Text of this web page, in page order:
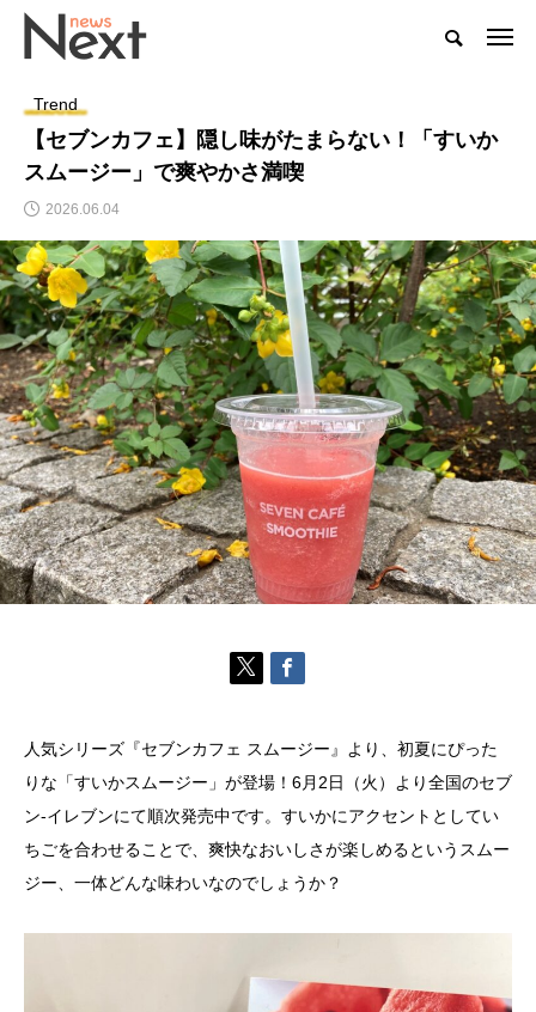
Trend
【セブンカフェ】隠し味がたまらない！「すいか
スムージー」で爽やかさ満喫
2026.06.04
人気シリーズ『セブンカフェ スムージー』より、初夏にぴった
りな「すいかスムージー」が登場！6月2日（火）より全国のセブ
ン-イレブンにて順次発売中です。すいかにアクセントとしてい
ちごを合わせることで、爽快なおいしさが楽しめるというスムー
ジー、一体どんな味わいなのでしょうか？